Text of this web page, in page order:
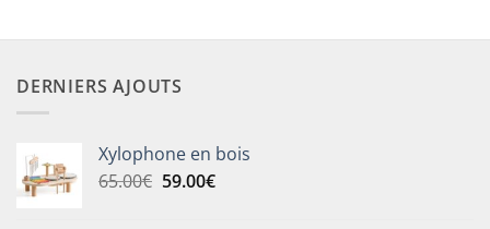
DERNIERS AJOUTS
Xylophone en bois
65.00€ Le
59.00€Le